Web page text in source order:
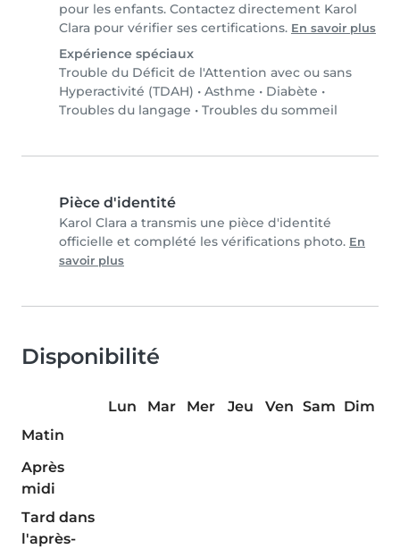
pour les enfants. Contactez directement Karol
Clara pour vérifier ses certifications. En savoir plus
Expérience spéciaux
Trouble du Déficit de l'Attention avec ou sans
Hyperactivité (TDAH) • Asthme • Diabète •
Troubles du langage • Troubles du sommeil
Pièce d'identité
Karol Clara a transmis une pièce d'identité
officielle et complété les vérifications photo. En
savoir plus
Disponibilité
Lun Mar Mer Jeu Ven Sam Dim
Matin
Après
midi
Tard dans
l'après-